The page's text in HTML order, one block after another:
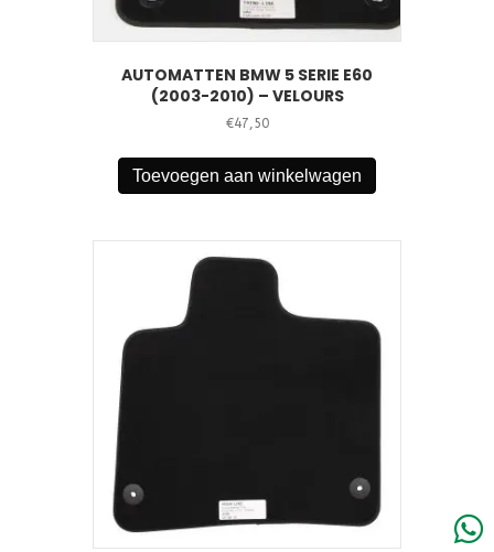
AUTOMATTEN BMW 5 SERIE E60
(2003-2010) – VELOURS
€47,50
Toevoegen aan winkelwagen